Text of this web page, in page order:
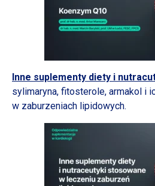
Inne suplementy diety i
sylimaryna, fitosterole, armakol i
w zaburzeniach lipidowych.